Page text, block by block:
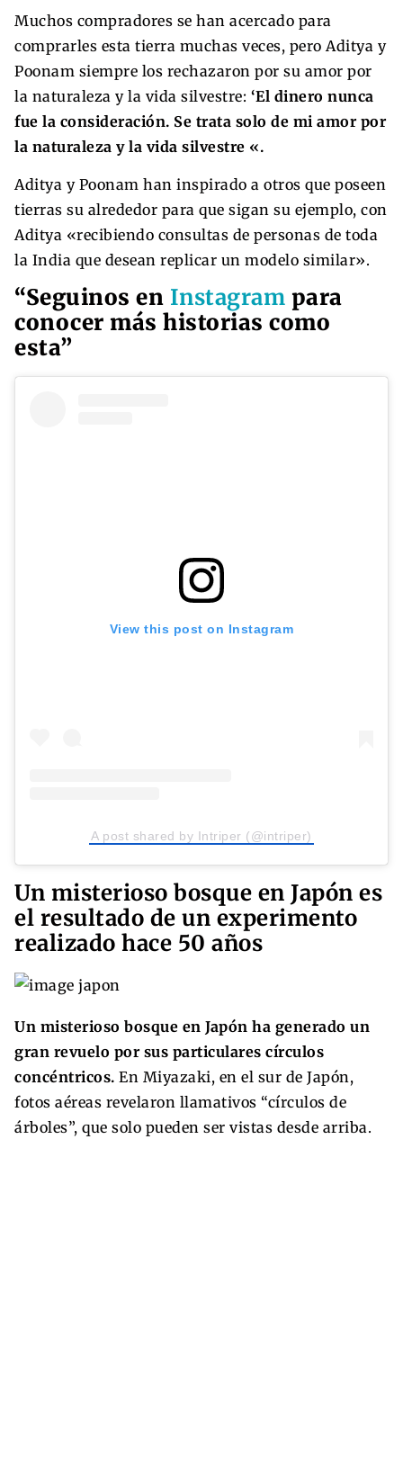
Muchos compradores se han acercado para
comprarles esta tierra muchas veces, pero Aditya y
Poonam siempre los rechazaron por su amor por
la naturaleza y la vida silvestre: ‘El dinero nunca
fue la consideración. Se trata solo de mi amor por
la naturaleza y la vida silvestre «.
Aditya y Poonam han inspirado a otros que poseen
tierras su alrededor para que sigan su ejemplo, con
Aditya «recibiendo consultas de personas de toda
la India que desean replicar un modelo similar».
“Seguinos en Instagram para
conocer más historias como
esta”
View this post on Instagram
A post shared by Intriper (@intriper)
Un misterioso bosque en Japón es
el resultado de un experimento
realizado hace 50 años
Un misterioso bosque en Japón ha generado un
gran revuelo por sus particulares círculos
concéntricos. En Miyazaki, en el sur de Japón,
fotos aéreas revelaron llamativos “círculos de
árboles”, que solo pueden ser vistas desde arriba.